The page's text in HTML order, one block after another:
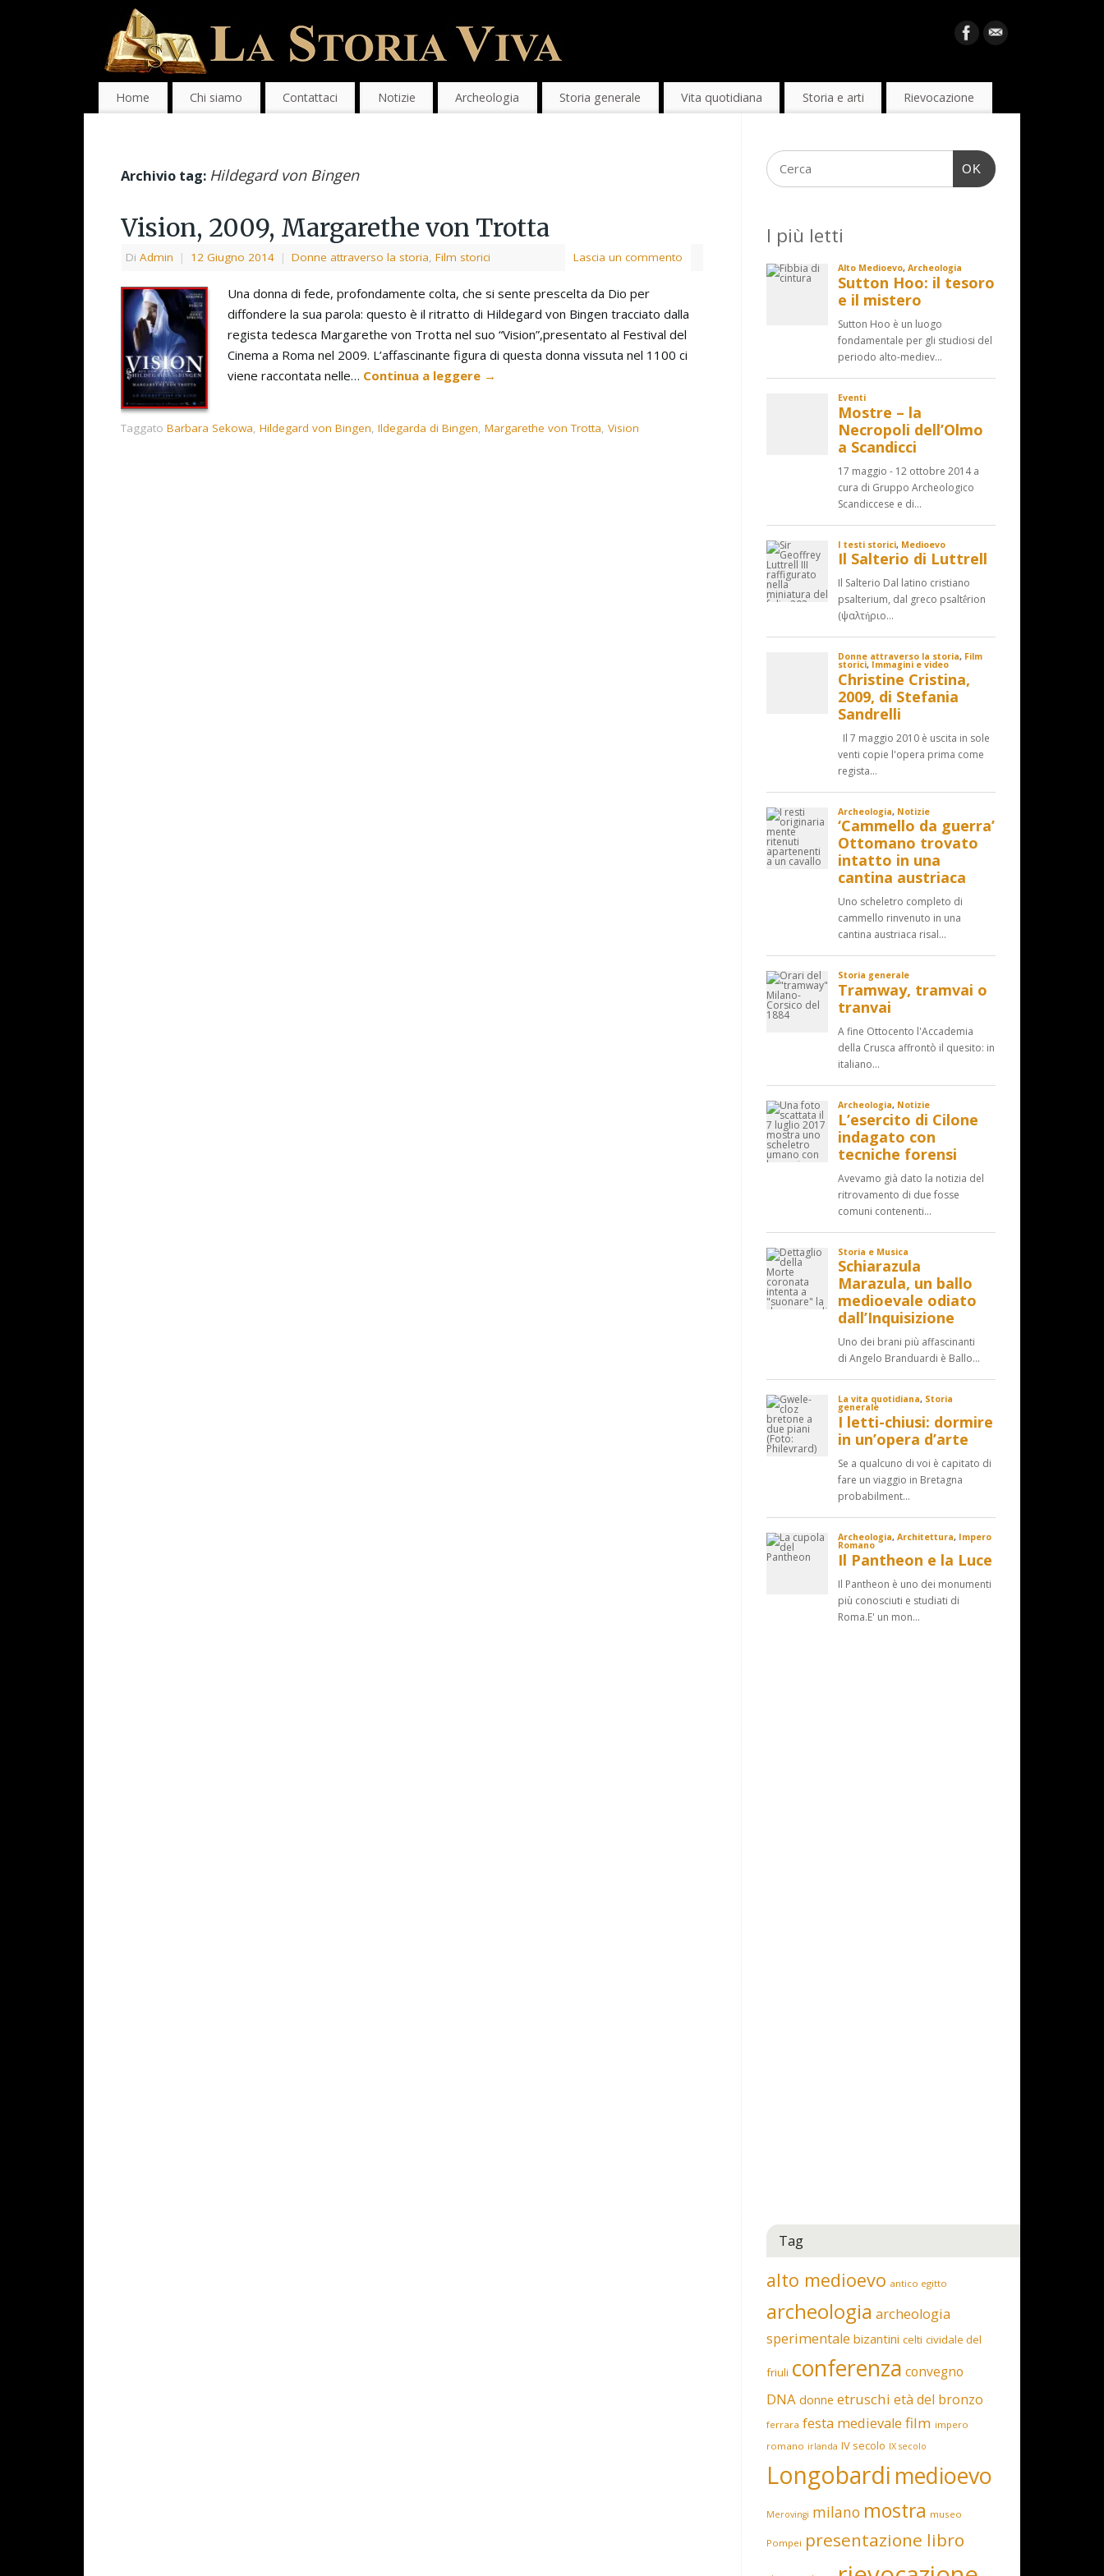
Home Chi siamo Contattaci Notizie Archeologia Storia generale Vita quotidiana Storia e arti Rievocazione
Archivio tag: Hildegard von Bingen
Vision, 2009, Margarethe von Trotta
Di Admin | 12 Giugno 2014 | Donne attraverso la storia, Film storici Lascia un commento
Una donna di fede, profondamente colta, che si sente prescelta da Dio per
diffondere la sua parola: questo è il ritratto di Hildegard von Bingen tracciato dalla
regista tedesca Margarethe von Trotta nel suo “Vision”,presentato al Festival del
Cinema a Roma nel 2009. L’affascinante figura di questa donna vissuta nel 1100 ci
viene raccontata nelle… Continua a leggere →
Taggato Barbara Sekowa, Hildegard von Bingen, Ildegarda di Bingen, Margarethe von Trotta, Vision
OK
I più letti
Tag
alto medioevo antico egitto
archeologia archeologia
sperimentale bizantini celti cividale del
friuli conferenza convegno
DNA donne etruschi età del bronzo
ferrara festa medievale film impero
romano irlanda IV secolo IX secolo
Longobardi medioevo
Merovingi milano mostra museo
Pompei presentazione libro